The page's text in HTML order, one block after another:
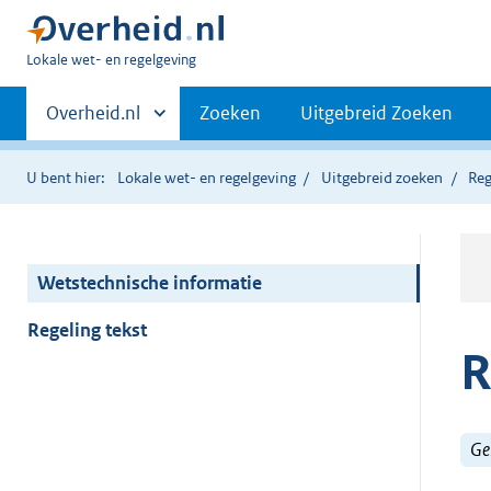
U
hier:
Lokale wet- en regelgeving
Primaire
navigatie
Andere
sites
binnen
Overheid.nl Zoeken Uitgebreid Zoeken
U bent hier: Lokale wet- en regelgeving Uitgebreid zoeken
Wetstechnische informatie
Regeling tekst